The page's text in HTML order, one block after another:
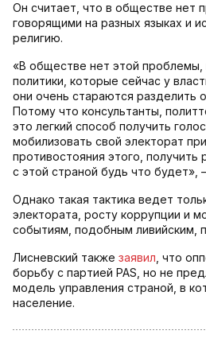
Он считает, что в обществе нет
говорящими на разных языках и
религию.
«В обществе нет этой
политики, которые сейчас у
они очень стараются разделить
Потому что консультанты,
это легкий способ получить
мобилизовать свой электорат
противостояния этого, получить
с этой страной будь что будет»,
Однако такая тактика ведет
электората, росту коррупции и
событиям, подобным ливийским,
Лисневский также заявил , что
борьбу с партией PAS, но не
модель управления страной, в
население.